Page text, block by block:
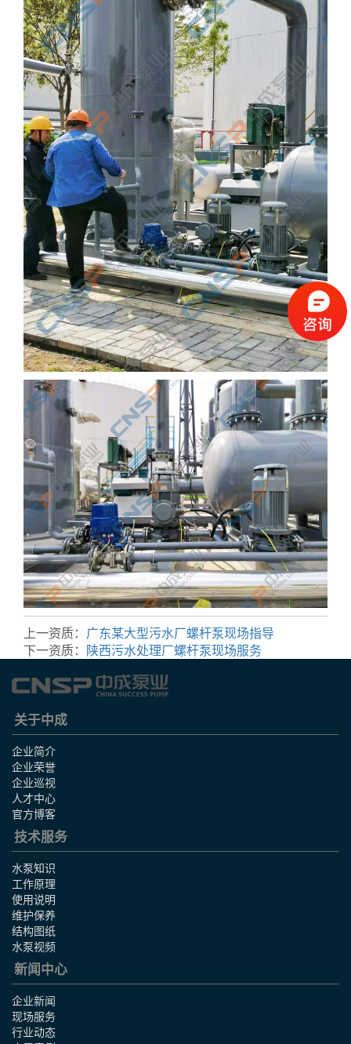
上一资质： 广东某大型污水厂螺杆泵现场指导
下一资质： 陕西污水处理厂螺杆泵现场服务
关于中成
企业简介
企业荣誉
企业巡视
人才中心
官方博客
技术服务
水泵知识
工作原理
使用说明
维护保养
结构图纸
水泵视频
新闻中心
企业新闻
现场服务
行业动态